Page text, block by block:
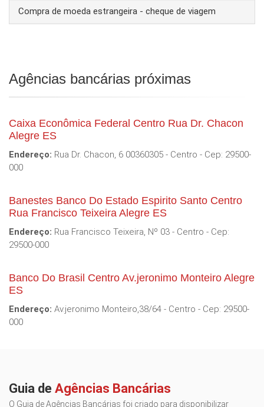
Compra de moeda estrangeira - cheque de viagem
Agências bancárias próximas
Caixa Econômica Federal Centro Rua Dr. Chacon
Alegre ES
Endereço: Rua Dr. Chacon, 6 00360305 - Centro - Cep: 29500-
000
Banestes Banco Do Estado Espirito Santo Centro
Rua Francisco Teixeira Alegre ES
Endereço: Rua Francisco Teixeira, Nº 03 - Centro - Cep:
29500-000
Banco Do Brasil Centro Av.jeronimo Monteiro Alegre
ES
Endereço: Av.jeronimo Monteiro,38/64 - Centro - Cep: 29500-
000
Guia de Agências Bancárias
O Guia de Agências Bancárias foi criado para disponibilizar